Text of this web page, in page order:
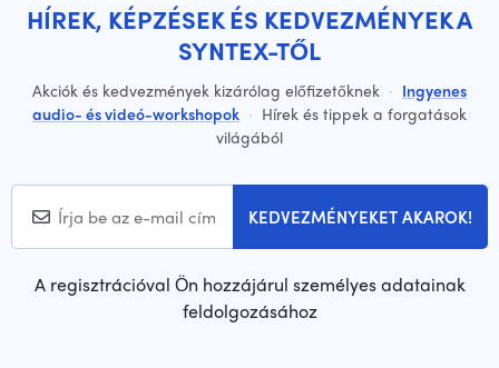
HÍREK, KÉPZÉSEK ÉS KEDVEZMÉNYEK A
SYNTEX-TŐL
Akciók és kedvezmények kizárólag előfizetőknek · Ingyenes
audio- és videó-workshopok · Hírek és tippek a forgatások
világából
KEDVEZMÉNYEKET AKAROK!
A regisztrációval Ön hozzájárul személyes adatainak
feldolgozásához